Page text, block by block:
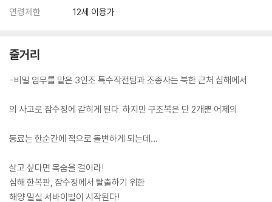
연령제한
12세 이용가
줄거리
-비밀 임무를 맡은 3인조 특수작전팀과 조종사는 북한 근처 심해에서
의 사고로 잠수정에 갇히게 된다. 하지만 구조복은 단 2개뿐 어제의
동료는 한순간에 적으로 돌변하게 되는데…
살고 싶다면 목숨을 걸어라!
심해 한복판, 잠수정에서 탈출하기 위한
해양 밀실 서바이벌이 시작된다!